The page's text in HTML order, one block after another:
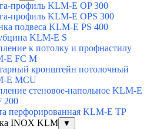
профиль KLM-E OP 300
профиль KLM-E OPS 300
подвеса KLM-E PS 400
KLM-E S
к потолку и профнастилу
E FC M
кронштейн потолочный
E MCU
стеновое-напольное KLM-E
200
перфорированная KLM-E TP
INOX KLM
▼